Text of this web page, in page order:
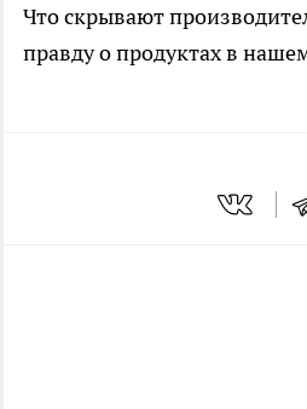
Что скрывают
правду о продуктах в